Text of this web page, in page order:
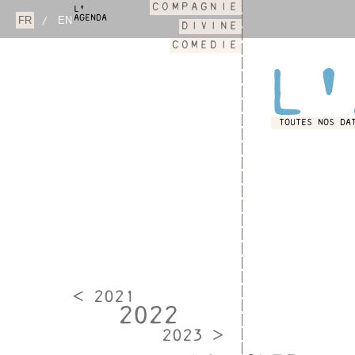
/
L'
AGENDA
COMPAGNIE
DIVINE
COMEDIE
TOUTES NOS
< 2021
2022
2023 >